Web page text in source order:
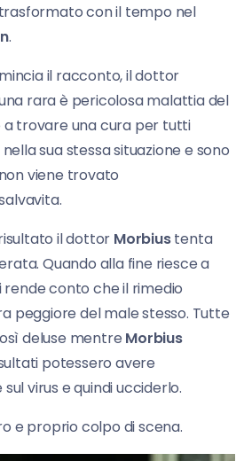
con il tempo nel
.
il racconto, il dottor
rara è pericolosa malattia del
a trovare una cura per tutti
sua stessa situazione e sono
viene trovato
il dottor Morbiustenta
Quando alla fine riesce a
conto che il rimedio
peggiore del male stesso. Tutte
deluse mentre Morbius
potessero avere
virus e quindi ucciderlo.
e proprio colpo di scena.